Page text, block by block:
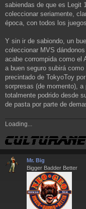
sabiendas de que es Legit
coleccionar seriamente,
época, con todos los
Y sin ir de sabiondo, un
coleccionar MVS
acabe corrompida como el
a buen seguro subirá
precintado de TokyoToy
sorpresas (de momento),
totalmente podrido desde
de pasta por parte de
Loading...
Mr. Big
Bigger Badder Better